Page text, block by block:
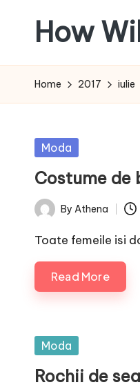
content
How
este
pentru
învața!
Home 2017 iulie
Posted
Moda
Costume de
Posted
by
By Athena
Toate femeile isi
Read More
Posted
Moda
Rochii de